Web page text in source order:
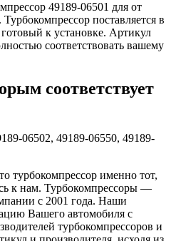
49189-06501 для от
поставляется в
к установке. Артикул
соответствовать вашему
соответствует
06502, 49189-06550, 49189-
турбокомпрессор именно тот,
к нам. Турбокомпрессоры —
с 2001 года. Наши
Вашего автомобиля с
турбокомпрессоров и